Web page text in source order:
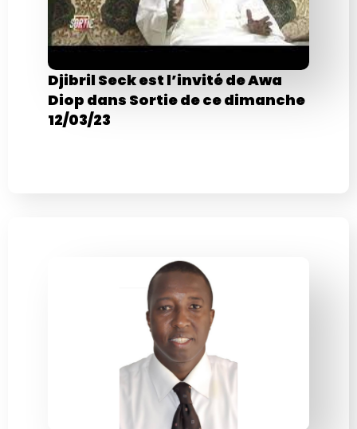
Djibril Seck est l’invité de Awa
Diop dans Sortie de ce dimanche
12/03/23